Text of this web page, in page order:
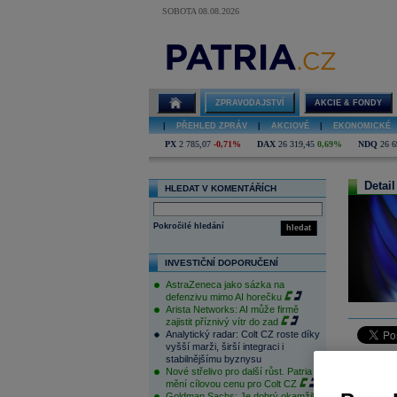
SOBOTA 08.08.2026
ZPRAVODAJSTVÍ AKCIE & FONDY
PŘEHLED ZPRÁV AKCIOVÉ EKONOMICKÉ
PX 2 785,07 -0,71% DAX 26 319,45 0,69% NDQ 26
HLEDAT V KOMENTÁŘÍCH
hledat
Pokročilé hledání
INVESTIČNÍ DOPORUČENÍ
AstraZeneca jako sázka na
defenzivu mimo AI horečku
Arista Networks: AI může firmě
zajistit příznivý vítr do zad
Analytický radar: Colt CZ roste díky
vyšší marži, širší integraci i
stabilnějšímu byznysu
Nové střelivo pro další růst. Patria
mění cílovou cenu pro Colt CZ
data z